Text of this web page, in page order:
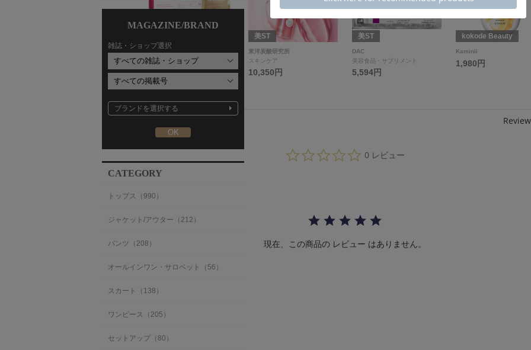
MAGAZINE/BRAND
雑誌・ショップ選択
ブランドを選択する
CATEGORY
トップス（990）
ジャケット/アウター（212）
パンツ（208）
オールインワン・サロペット（56）
スカート（138）
ワンピース（205）
セットアップ（80）
AFFECTIVE BODY PLUMPER
SIMPLISSE
美容食品・サプリメント
10,800円
美ST
東洋炭酸研究所
スキンケア
10,350円
美ST
DAC
美容食品・サプリメント
5,594円
kokode Beauty
Kaminii
1,980円
0.
0
a
0 レビュー
現在、この商品の レビュー はありません。